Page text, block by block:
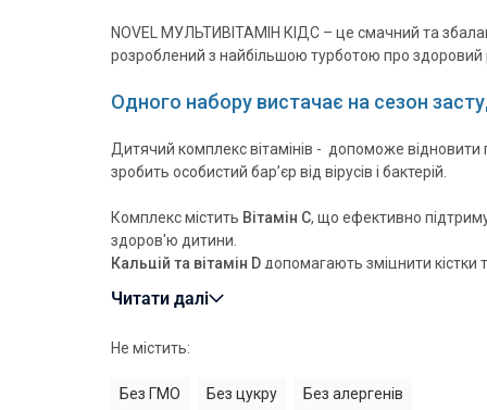
NOVEL МУЛЬТИВІТАМІН КІДС – це смачний та
розроблений з найбільшою турботою про здоровий
Одного набору вистачає на сезон
Дитячий комплекс вітамінів - допоможе відновити
зробить особистий бар’єр від вірусів і бактерій.
Комплекс містить Вітамін С, що ефективно
здоров'ю дитини.
Кальцій та вітамін D допомагають зміцнити кістки
Магнійпідтримує здоров'я нервової
дитини.
червоних кров'яних тілець та забезпеченні
Читати далі
Не містить:
Без ГМО Без цукру Без алергенів